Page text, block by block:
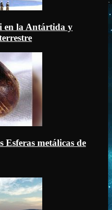
en la Antártida y
Esferas metálicas de